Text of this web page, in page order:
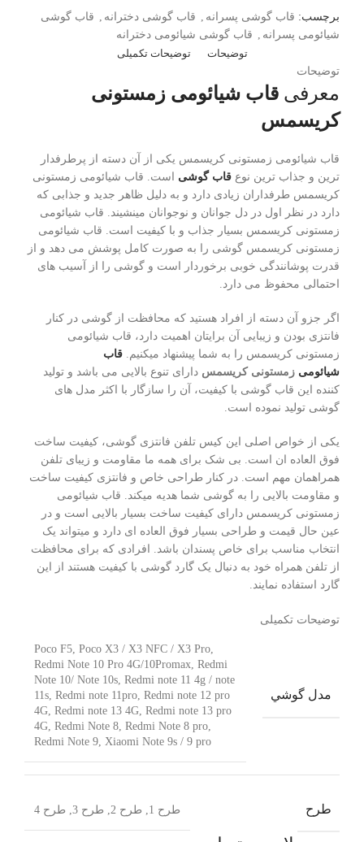
برچسب: قاب گوشی پسرانه قاب گوشی دخترانه
قاب گوشی
شیائومی پسرانه
قاب گوشی شیائومی دخترانه
توضیحات
توضیحات تکمیلی
توضیحات
معرفی قاب شیائومی زمستونی
کریسمس
قاب شیائومی زمستونی کریسمس یکی از آن دسته از پرطرفدار
ترین و جذاب ترین نوع قاب گوشی
است. قاب شیائومی زمستونی
کریسمس طرفداران زیادی دارد و به دلیل ظاهر جدید و جذابی که
دارد در نظر اول در دل جوانان و نوجوانان مینشیند. قاب شیائومی
زمستونی کریسمس بسیار جذاب و با کیفیت است. قاب شیائومی
زمستونی کریسمس گوشی را به صورت کامل پوشش می دهد و از
قدرت پوشانندگی خوبی برخوردار است و گوشی را از آسیب های
احتمالی محفوظ می دارد.
اگر جزو آن دسته از افراد هستید که محافظت از گوشی در کنار
فانتزی بودن و زیبایی آن برایتان اهمیت دارد، قاب شیائومی
زمستونی کریسمس را به شما پیشنهاد میکنیم. قاب
شیائومی زمستونی کریسمس دارای تنوع بالایی می باشد و تولید
کننده این قاب گوشی با کیفیت، آن را سازگار با اکثر مدل های
گوشی تولید نموده است.
یکی از خواص اصلی این کیس تلفن فانتزی گوشی، کیفیت ساخت
فوق العاده ان است. بی شک برای همه ما مقاومت و زیبای تلفن
همراهمان مهم است. در کنار طراحی خاص و فانتزی کیفیت ساخت
و مقاومت بالایی را به گوشی شما هدیه میکند. قاب شیائومی
زمستونی کریسمس دارای کیفیت ساخت بسیار بالایی است و در
عین حال قیمت و طراحی بسیار فوق العاده ای دارد و میتواند یک
انتخاب مناسب برای خاص پسندان باشد. افرادی که برای محافظت
از تلفن همراه خود به دنبال یک گارد گوشی با کیفیت هستند از این
گارد استفاده نمایند.
توضیحات تکمیلی
مدل گوشي
Poco F5, Poco X3 / X3 NFC / X3 Pro,
Redmi Note 10 Pro 4G/10Promax, Redmi
Note 10/ Note 10s, Redmi note 11 4g / note
11s, Redmi note 11pro, Redmi note 12 pro
4G, Redmi note 13 4G, Redmi note 13 pro
4G, Redmi Note 8, Redmi Note 8 pro,
Redmi Note 9, Xiaomi Note 9s / 9 pro
طرح طرح 1, طرح 2, طرح 3, طرح 4